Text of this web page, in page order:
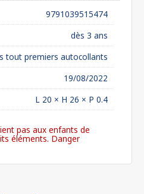
9791039515474
dès 3 ans
tout premiers autocollants
19/08/2022
L 20 × H 26 × P 0.4
pas aux enfants de
éléments. Danger